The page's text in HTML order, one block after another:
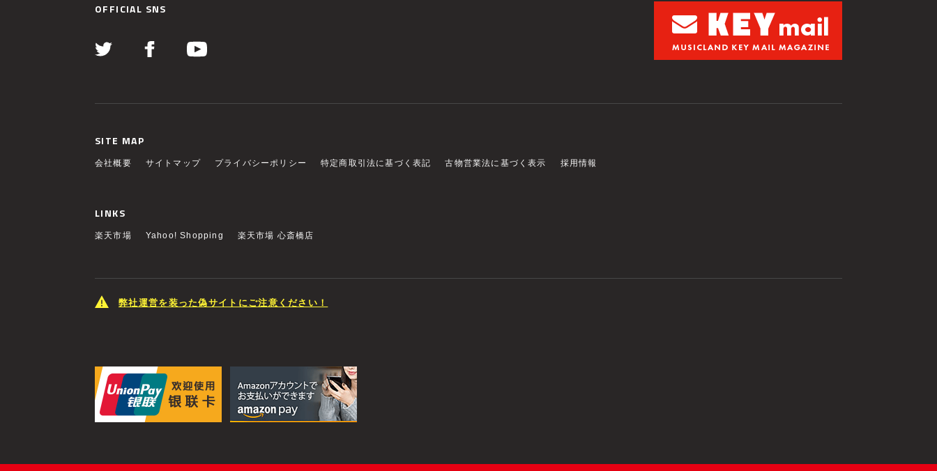
OFFICIAL SNS
SITE MAP
会社概要 サイトマップ プライバシーポリシー 特定商取引法に基づく表記 古物営業法に基づく表示 採用情報
LINKS
楽天市場 Yahoo! Shopping 楽天市場 心斎橋店
弊社運営を装った偽サイトにご注意ください！